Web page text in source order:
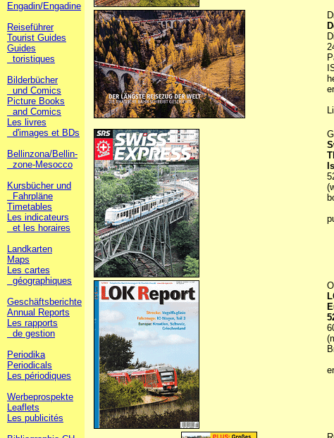
Engadin/Engadine
Reiseführer
Tourist Guides
Guides
toristiques
Bilderbücher
und Comics
Picture Books
and Comics
Les livres
d'images et BDs
Bellinzona/Bellin-
zone-Mesocco
Kursbücher und
Fahrpläne
Timetables
Les indicateurs
et les horaires
Landkarten
Maps
Les cartes
géographiques
Geschäftsberichte
Annual Reports
Les rapports
de gestion
Periodika
Periodicals
Les périodiques
Werbeprospekte
Leaflets
Les publicités